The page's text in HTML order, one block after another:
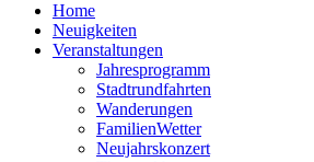
Home
Neuigkeiten
Veranstaltungen
Jahresprogramm
Stadtrundfahrten
Wanderungen
FamilienWetter
Neujahrskonzert